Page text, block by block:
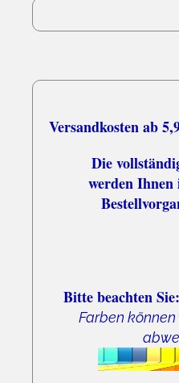
Versandkosten ab
Die
werden
Bitte beachten Sie:
Farben